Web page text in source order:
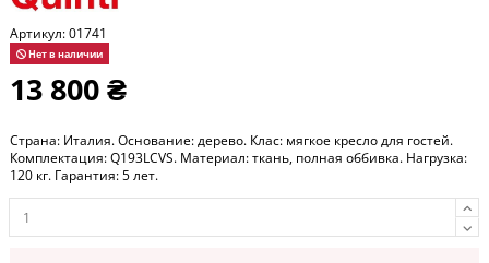
Артикул:01741
Нет в наличии
13 800 ₴
Страна: Италия. Основание: дерево. Клас: мягкое кресло для гостей.
Комплектация: Q193LCVS. Материал: ткань, полная оббивка. Нагрузка:
120 кг. Гарантия: 5 лет.